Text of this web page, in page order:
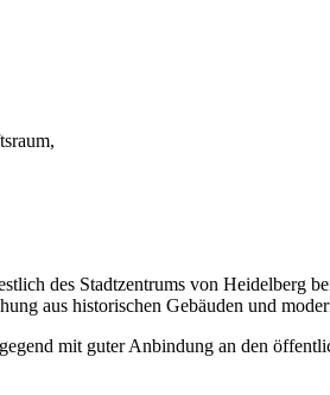
des Stadtzentrums von
aus historischen Gebäuden und
mit guter Anbindung an den